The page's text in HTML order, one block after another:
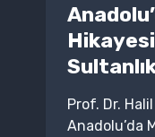
Prof. Dr.
Anadolu’da